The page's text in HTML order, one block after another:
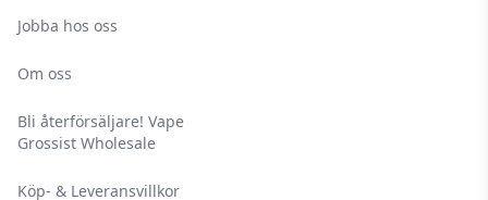
Jobba hos oss
Om oss
Bli återförsäljare! Vape
Grossist Wholesale
Köp- & Leveransvillkor